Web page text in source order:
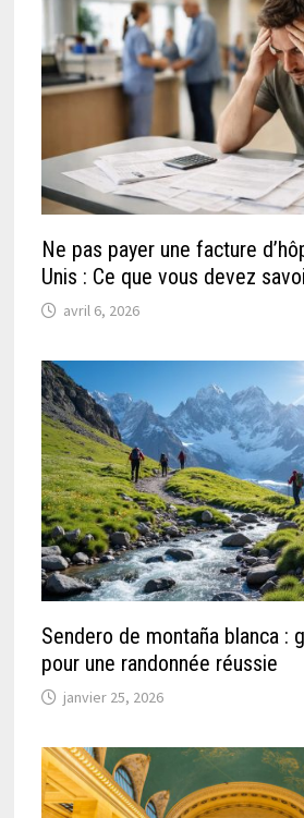
Ne pas payer une facture
Unis : Ce que vous devez
avril 6, 2026
Sendero de montaña blanca :
pour une randonnée réussie
janvier 25, 2026